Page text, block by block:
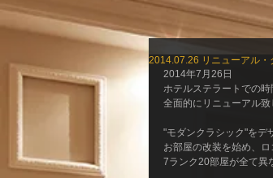
2014.07.26 リニューアル・
2014年7月26日
ホテルステラートでの
全面的にリニューアル致
"モダンクラシック"をデ
お部屋の改装を始め、
7ランク20部屋が全て異